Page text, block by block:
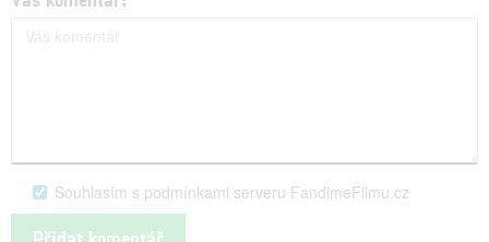
Souhlasím s podmínkami serveru FandimeFilmu.cz